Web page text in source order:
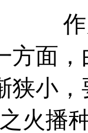
作为
方面
狭小
火播